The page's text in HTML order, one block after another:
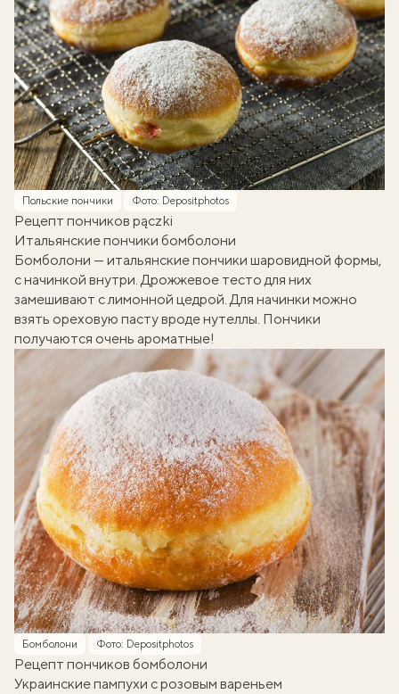
Польские пончики Фото: Depositphotos
Рецепт пончиков pączki
Итальянские пончики бомболони
Бомболони — итальянские пончики шаровидной формы,
с начинкой внутри. Дрожжевое тесто для них
замешивают с лимонной цедрой. Для начинки можно
взять ореховую пасту вроденутеллы. Пончики
получаются очень ароматные!
Бомболони Фото: Depositphotos
Рецепт пончиков бомболони
Украинские пампухи с розовым вареньем